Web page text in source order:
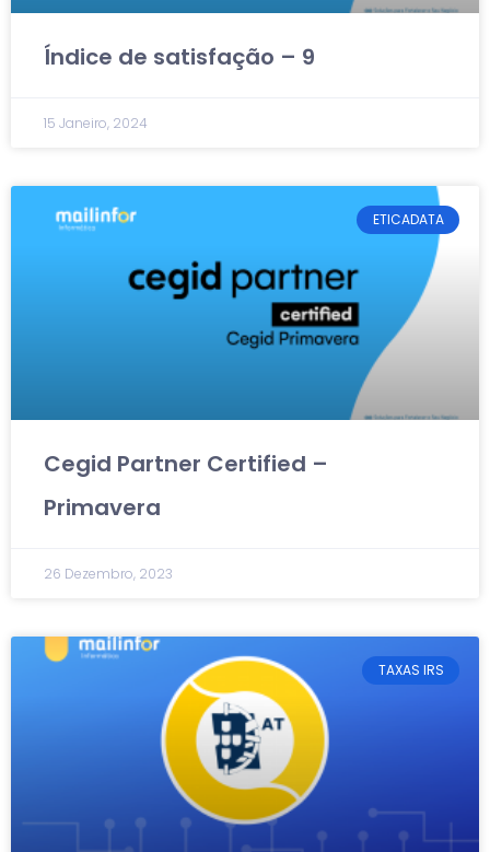
Índice de satisfação – 9
15 Janeiro, 2024
ETICADATA
Cegid Partner Certified –
Primavera
26 Dezembro, 2023
TAXAS IRS